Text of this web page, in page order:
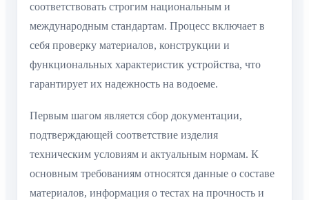
соответствовать строгим национальным и
международным стандартам. Процесс включает в
себя проверку материалов, конструкции и
функциональных характеристик устройства, что
гарантирует их надежность на водоеме.
Первым шагом является сбор документации,
подтверждающей соответствие изделия
техническим условиям и актуальным нормам. К
основным требованиям относятся данные о составе
материалов, информация о тестах на прочность и